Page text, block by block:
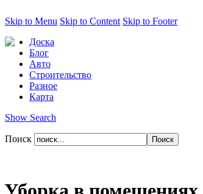
Skip to Menu Skip to Content Skip to Footer
Доска
Блог
Авто
Строительство
Разное
Карта
Show Search
Поиск